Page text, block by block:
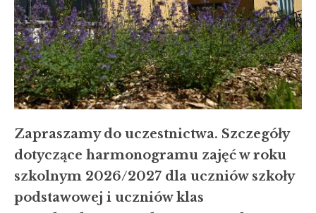
Zapraszamy do uczestnictwa. Szczegóły
dotyczące harmonogramu zajęć w roku
szkolnym 2026/2027 dla uczniów szkoły
podstawowej i uczniów klas